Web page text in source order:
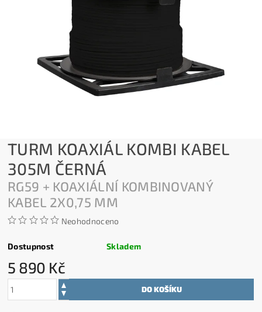
TURM KOAXIÁL KOMBI KABEL
305M ČERNÁ
RG59 + KOAXIÁLNÍ KOMBINOVANÝ
KABEL 2X0,75 MM
Neohodnoceno
Dostupnost Skladem
5 890 Kč